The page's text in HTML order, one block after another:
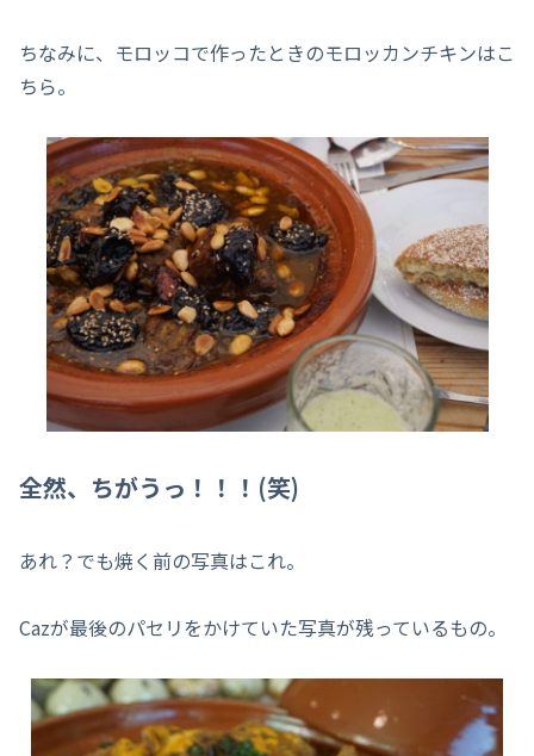
ちなみに、モロッコで作ったときのモロッカンチキンはこ
ちら。
全然、ちがうっ！！！(笑)
あれ？でも焼く前の写真はこれ。
Cazが最後のパセリをかけていた写真が残っているもの。